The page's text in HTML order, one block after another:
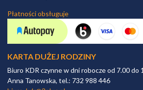
Płatności obsługuje
KARTA DUŻEJ RODZINY
Biuro KDR czynne w dni robocze od 7.00 do
Anna Tanowska, tel.: 732 988 446